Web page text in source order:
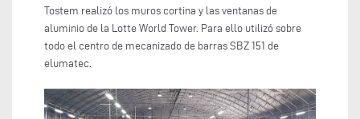
Tostem realizó los muros cortina y las ventanas de
aluminio de la Lotte World Tower. Para ello utilizó sobre
todo el centro de mecanizado de barras SBZ 151 de
elumatec.